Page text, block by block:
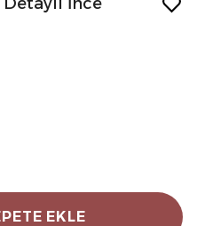
EKLE